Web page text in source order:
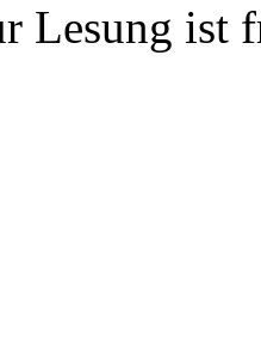
Lesung ist